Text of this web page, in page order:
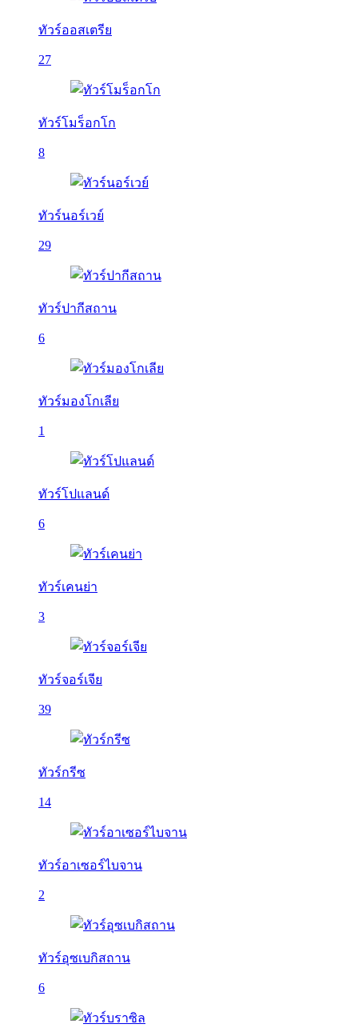
ทัวร์ออสเตรีย
27
ทัวร์โมร็อกโก
8
ทัวร์นอร์เวย์
29
ทัวร์ปากีสถาน
6
ทัวร์มองโกเลีย
1
ทัวร์โปแลนด์
6
ทัวร์เคนย่า
3
ทัวร์จอร์เจีย
39
ทัวร์กรีซ
14
ทัวร์อาเซอร์ไบจาน
2
ทัวร์อุซเบกิสถาน
6